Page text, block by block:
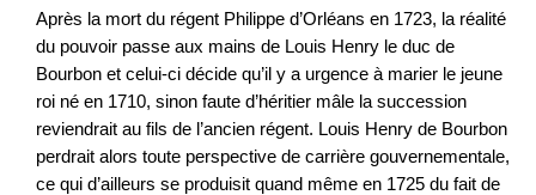
Après la mort du régent Philippe d’Orléans en 1723, la réalité
du pouvoir passe aux mains de Louis Henry le duc de
Bourbon et celui-ci décide qu’il y a urgence à marier le jeune
roi né en 1710, sinon faute d’héritier mâle la succession
reviendrait au fils de l’ancien régent. Louis Henry de Bourbon
perdrait alors toute perspective de carrière gouvernementale,
ce qui d’ailleurs se produisit quand même en 1725 du fait de